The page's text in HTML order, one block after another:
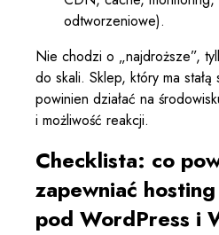
odtworzeniowe).
Nie chodzi o „najdroższe”,
do skali. Sklep, który ma
powinien działać na
i możliwość reakcji.
Checklista: co
zapewniać hosting
pod WordPress i